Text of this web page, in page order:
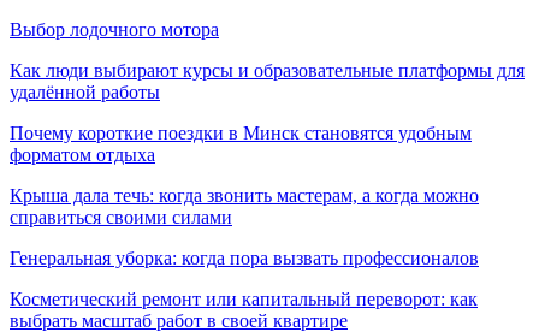
Выбор лодочного мотора
Как люди выбирают курсы и образовательные платформы для
удалённой работы
Почему короткие поездки в Минск становятся удобным
форматом отдыха
Крыша дала течь: когда звонить мастерам, а когда можно
справиться своими силами
Генеральная уборка: когда пора вызвать профессионалов
Косметический ремонт или капитальный переворот: как
выбрать масштаб работ в своей квартире